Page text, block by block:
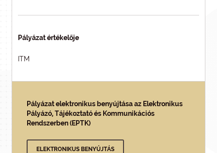
Pályázat értékelője
ITM
Pályázat elektronikus benyújtása az Elektronikus
Pályázó, Tájékoztató és Kommunikációs
Rendszerben (EPTK)
ELEKTRONIKUS BENYÚJTÁS